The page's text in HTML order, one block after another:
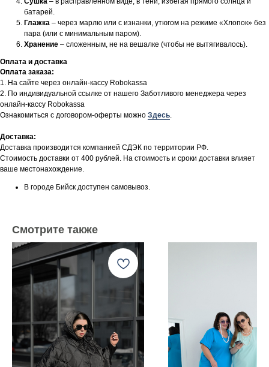
батарей.
Глажка – через марлю или с изнанки, утюгом на режиме «Хлопок» без
пара (или с минимальным паром).
Хранение – сложенным, не на вешалке (чтобы не вытягивалось).
Оплата и доставка
Оплата заказа:
1. На сайте через онлайн-кассу Robokassa
2. По индивидуальной ссылке от нашего Заботливого менеджера через
онлайн-кассу Robokassa
Ознакомиться с договором-оферты можно Здесь.
Доставка:
Доставка производится компанией СДЭК по территории РФ.
Стоимость доставки от 400 рублей. На стоимость и сроки доставки влияет
ваше местонахождение.
В городе Бийск доступен самовывоз.
Смотрите также